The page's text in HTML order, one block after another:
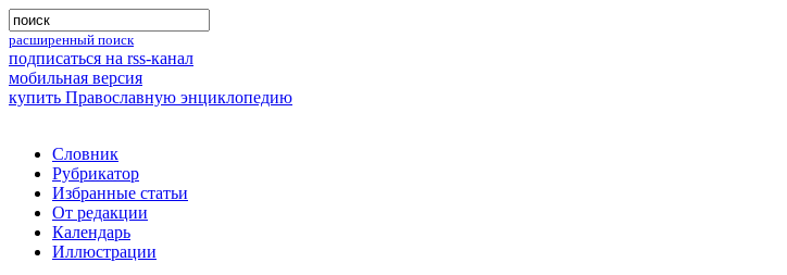
расширенный поиск
подписаться на rss-канал
мобильная версия
купить Православную энциклопедию
Словник
Рубрикатор
Избранные статьи
От редакции
Календарь
Иллюстрации